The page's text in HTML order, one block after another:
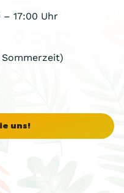
– 17:00 Uhr
uns!